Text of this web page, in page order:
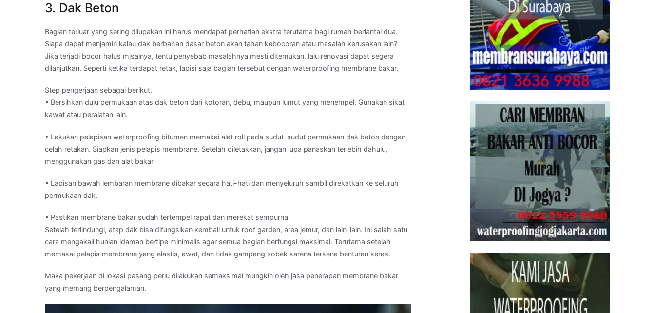
3. Dak Beton
Bagian terluar yang sering dilupakan ini harus mendapat perhatian ekstra terutama bagi rumah berlantai dua.
Siapa dapat menjamin kalau dak berbahan dasar beton akan tahan kebocoran atau masalah kerusakan lain?
Jika terjadi bocor halus misalnya, tentu penyebab masalahnya mesti ditemukan, lalu renovasi dapat segera
dilanjutkan. Seperti ketika terdapat retak, lapisi saja bagian tersebut dengan waterproofing membrane bakar.
Step pengerjaan sebagai berikut.
• Bersihkan dulu permukaan atas dak beton dari kotoran, debu, maupun lumut yang menempel. Gunakan sikat
kawat atau peralatan lain.
• Lakukan pelapisan waterproofing bitumen memakai alat roll pada sudut-sudut permukaan dak beton dengan
celah retakan. Siapkan jenis pelapis membrane. Setelah diletakkan, jangan lupa panaskan terlebih dahulu,
menggunakan gas dan alat bakar.
• Lapisan bawah lembaran membrane dibakar secara hati-hati dan menyeluruh sambil direkatkan ke seluruh
permukaan dak.
• Pastikan membrane bakar sudah tertempel rapat dan merekat sempurna.
Setelah terlindungi, atap dak bisa difungsikan kembali untuk roof garden, area jemur, dan lain-lain. Ini salah satu
cara mengakali hunian idaman bertipe minimalis agar semua bagian berfungsi maksimal. Terutama setelah
memakai pelapis membrane yang elastis, awet, dan tidak gampang sobek karena terkena benturan keras.
Maka pekerjaan di lokasi pasang perlu dilakukan semaksimal mungkin oleh jasa penerapan membrane bakar
yang memang berpengalaman.